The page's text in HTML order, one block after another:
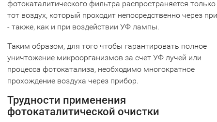
фотокаталитического фильтра распространяется
тот воздух, который проходит непосредственно через
- также, как и при воздействии УФ лампы.
Таким образом, для того чтобы гарантировать полное
уничтожение микроорганизмов за счет УФ лучей или
процесса фотокатализа, необходимо многократное
прохождение воздуха через прибор.
Трудности применения
фотокаталитической очистки